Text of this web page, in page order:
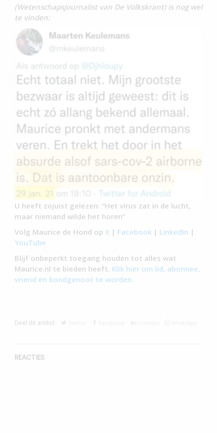
(Wetenschapsjournalist van De Volkskrant) is nog wel
te vinden:
U heeft zojuist gelezen: “Het virus zat in de lucht,
maar niemand wilde het horen”
Volg Maurice de Hond op X | Facebook | LinkedIn |
YouTube
Blijf onbeperkt toegang houden tot alles wat
Maurice.nl te bieden heeft. Klik hier om lid, abonnee,
vriend en bondgenoot te worden.
Deel dit artikel:
REACTIES